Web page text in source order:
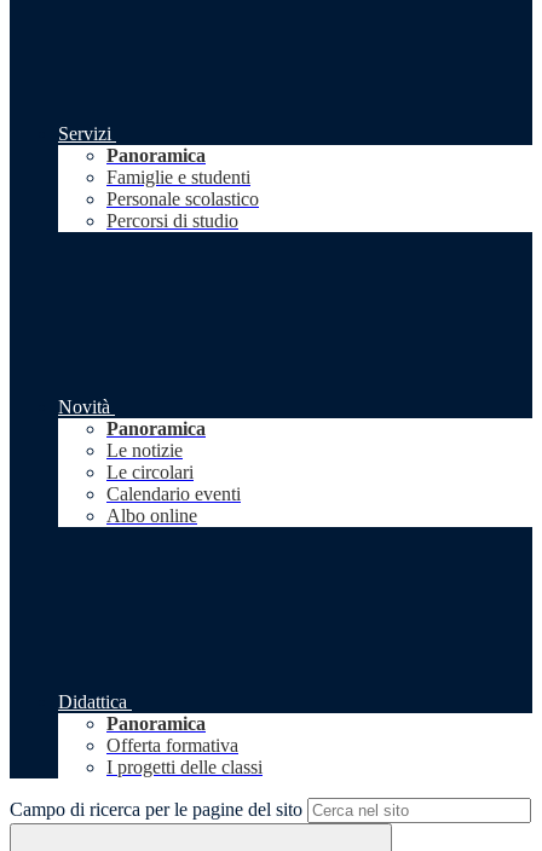
Servizi
Panoramica
Famiglie e studenti
Personale scolastico
Percorsi di studio
Novità
Panoramica
Le notizie
Le circolari
Calendario eventi
Albo online
Didattica
Panoramica
Offerta formativa
I progetti delle classi
Campo di ricerca per le pagine del sito